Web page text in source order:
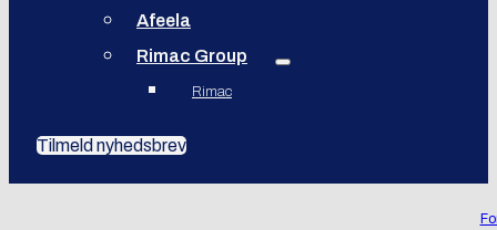
Afeela
Rimac Group
Rimac
Tilmeld nyhedsbrev